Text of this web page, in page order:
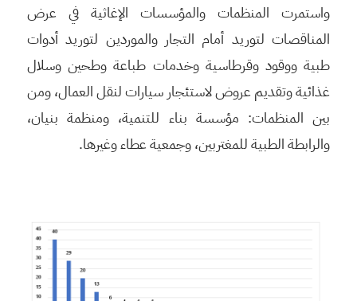
واستمرت المنظمات والمؤسسات الإغاثية في عرض
المناقصات لتوريد أمام التجار والموردين لتوريد أدوات
طبية ووقود وقرطاسية وخدمات طباعة وطحين وسلال
غذائية وتقديم عروض لاستئجار سيارات لنقل العمال، ومن
بين المنظمات: مؤسسة بناء للتنمية، ومنظمة بنيان،
والرابطة الطبية للمغتربين، وجمعية عطاء وغيرها.